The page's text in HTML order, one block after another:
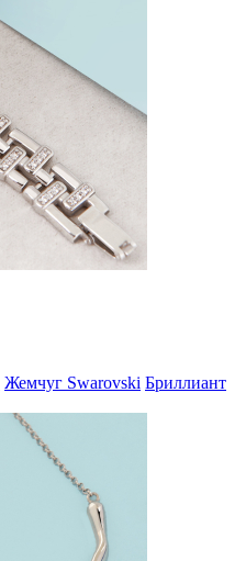
Жемчуг Swarovski Бриллиант